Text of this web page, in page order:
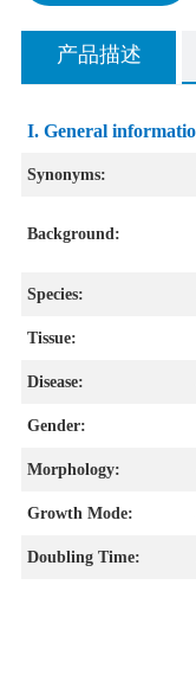
产品描述
I. General
Synonyms:
Background:
Species:
Tissue:
Disease:
Gender:
Morphology:
Growth Mode:
Doubling Time: